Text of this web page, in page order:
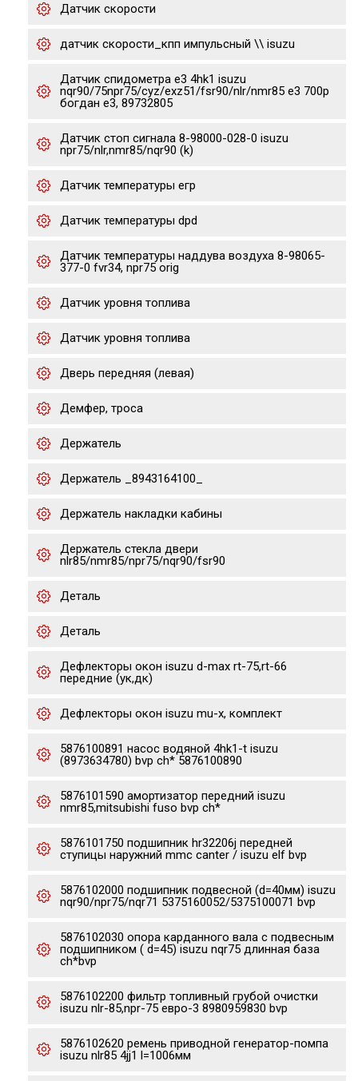
Датчик скорости
датчик скорости_кпп импульсный \\ isuzu
Датчик спидометра е3 4hk1 isuzu
nqr90/75npr75/cyz/exz51/fsr90/nlr/nmr85 e3 700p
богдан е3, 89732805
Датчик стоп сигнала 8-98000-028-0 isuzu
npr75/nlr,nmr85/nqr90 (k)
Датчик температуры егр
Датчик температуры dpd
Датчик температуры наддува воздуха 8-98065-
377-0 fvr34, npr75 orig
Датчик уровня топлива
Датчик уровня топлива
Дверь передняя (левая)
Демфер, троса
Держатель
Держатель _8943164100_
Держатель накладки кабины
Держатель стекла двери
nlr85/nmr85/npr75/nqr90/fsr90
Деталь
Деталь
Дефлекторы окон isuzu d-max rt-75,rt-66
передние (ук,дк)
Дефлекторы окон isuzu mu-x, комплект
5876100891 насос водяной 4hk1-t isuzu
(8973634780) bvp ch* 5876100890
5876101590 амортизатор передний isuzu
nmr85,mitsubishi fuso bvp ch*
5876101750 подшипник hr32206j передней
ступицы наружний mmc canter / isuzu elf bvp
5876102000 подшипник подвесной (d=40мм) isuzu
nqr90/npr75/nqr71 5375160052/5375100071 bvp
5876102030 опора карданного вала с подвесным
подшипником ( d=45) isuzu nqr75 длинная база
ch*bvp
5876102200 фильтр топливный грубой очистки
isuzu nlr-85,npr-75 евро-3 8980959830 bvp
5876102620 ремень приводной генератор-помпа
isuzu nlr85 4jj1 l=1006мм